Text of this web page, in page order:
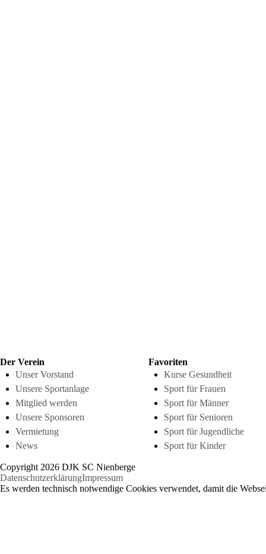
Der Verein
Unser Vorstand
Unsere Sportanlage
Mitglied werden
Unsere Sponsoren
Vermietung
News
Favoriten
Kurse Gesundheit
Sport für Frauen
Sport für Männer
Sport für Senioren
Sport für Jugendliche
Sport für Kinder
Copyright 2026 DJK SC Nienberge
DatenschutzerklärungImpressum
Es werden technisch notwendige Cookies verwendet, damit die